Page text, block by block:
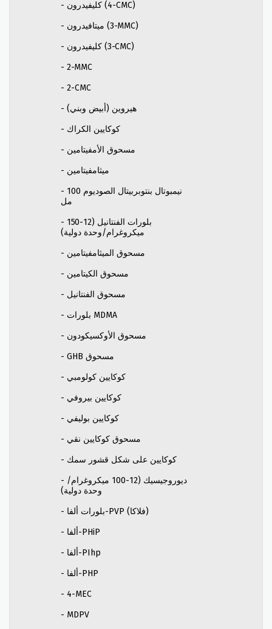
- كليفيدرون (4-CMC)
- ميتافيدرون (3-MMC)
- كليفيدرون (3-CMC)
- 2-MMC
- 2-CMC
- هيروين (أبيض وبني)
- كوكايين الكراك
- مسحوق الأمفيتامين
- ميثامفيتامين
- نيمبوتال بنتوبربيتال الصوديوم 100
مل
- بلورات الفنتانيل (12-150
ميكروغرام/وحدة دولية)
- مسحوق الميثامفيتامين
- مسحوق الكيتامين
- مسحوق الفنتانيل
- بلورات MDMA
- مسحوق الأوكسيكودون
- GHB مسحوق
- كوكايين كولومبي
- كوكايين بيروفي
- كوكايين بوليفي
- مسحوق كوكايين نقي
- كوكايين على شكل قشور سمك
- ديوروجيسيك (12-100 ميكروغرام/
وحدة دولية)
- بلورات ألفا-PVP (فلاكا)
- ألفا-PHiP
- ألفا-PIhp
- ألفا-PHP
- 4-MEC
- MDPV